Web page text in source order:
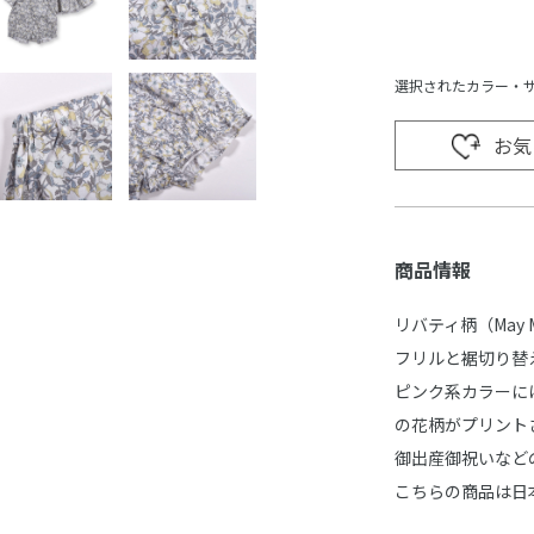
選択されたカラー・
お
商品情報
リバティ柄（
フリルと裾切り
ピンク系カラー
の花柄がプリン
御出産御祝いな
こちらの商品は日